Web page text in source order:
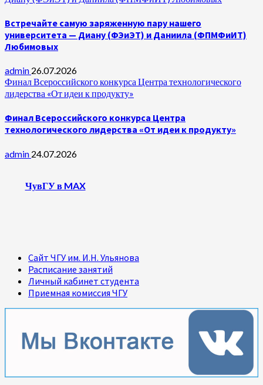
Встречайте самую заряженную пару нашего
университета — Диану (ФЭиЭТ) и Даниила (ФПМФиИТ)
Любимовых
admin 26.07.2026
Финал Всероссийского конкурса Центра технологического
лидерства «От идеи к продукту»
Финал Всероссийского конкурса Центра
технологического лидерства «От идеи к продукту»
admin 24.07.2026
ЧувГУ в MAX
Сайт ЧГУ им. И.Н. Ульянова
Расписание занятий
Личный кабинет студента
Приемная комиссия ЧГУ